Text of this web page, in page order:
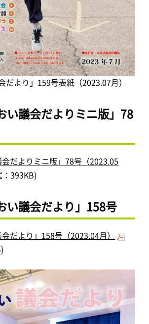
だより」159号表紙（2023.07月）
い議会だよりミニ版」78
会だよりミニ版」78号（2023.05
：393KB)
い議会だより」158号
会だより」158号（2023.04月）